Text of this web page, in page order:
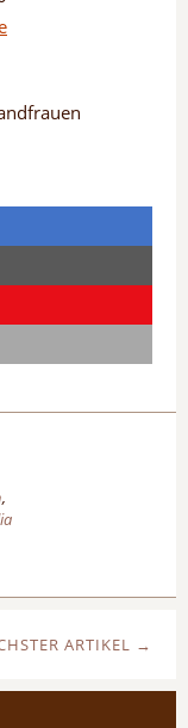
,
ARTIKEL →